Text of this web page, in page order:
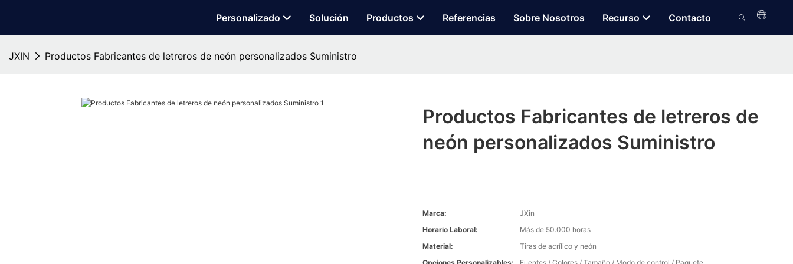
Personalizado Solución Productos Referencias Sobre Nosotros Recurso Contacto
JXIN Productos Fabricantes de letreros de neón personalizados Suministro
Productos Fabricantes de letreros de
neón personalizados Suministro
Marca:
JXin
Horario Laboral:
Más de 50.000 horas
Material:
Tiras de acrílico y neón